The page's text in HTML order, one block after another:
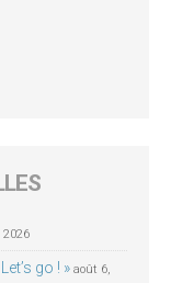
2026
go ! » août 6,